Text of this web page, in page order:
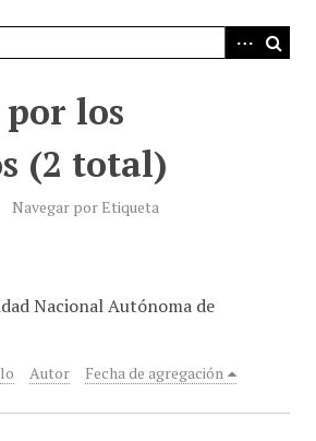
los
(2 total)
Navegar por Etiqueta
Nacional Autónoma de
Autor Fecha de agregación